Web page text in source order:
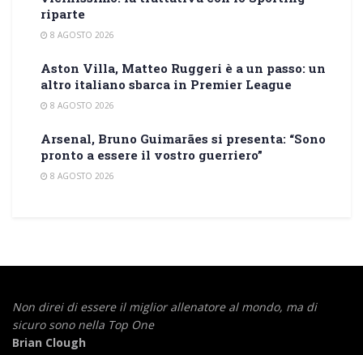
riparte
8 AGOSTO 2026
Aston Villa, Matteo Ruggeri è a un passo: un
altro italiano sbarca in Premier League
8 AGOSTO 2026
Arsenal, Bruno Guimarães si presenta: “Sono
pronto a essere il vostro guerriero”
8 AGOSTO 2026
Non direi di essere il miglior allenatore al mondo, ma di
sicuro sono nella Top One
Brian Clough